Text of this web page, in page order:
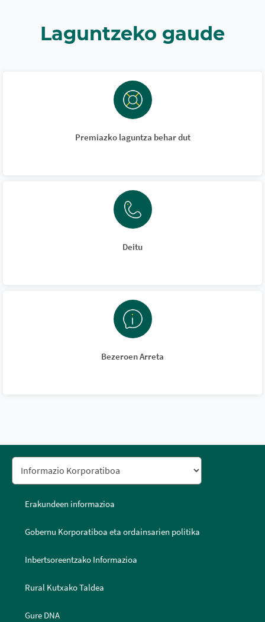
Laguntzeko gaude
Premiazko laguntza behar dut
Deitu
Bezeroen Arreta
Erakundeen informazioa
Gobernu Korporatiboa eta ordainsarien politika
Inbertsoreentzako Informazioa
Rural Kutxako Taldea
Gure DNA